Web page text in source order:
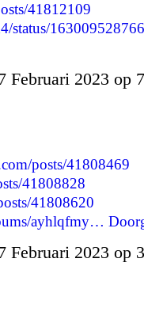
41812109
status/
Februari 2023 op
posts/41808469
41808828
41808620
ayhlqfmy…
Februari 2023 op